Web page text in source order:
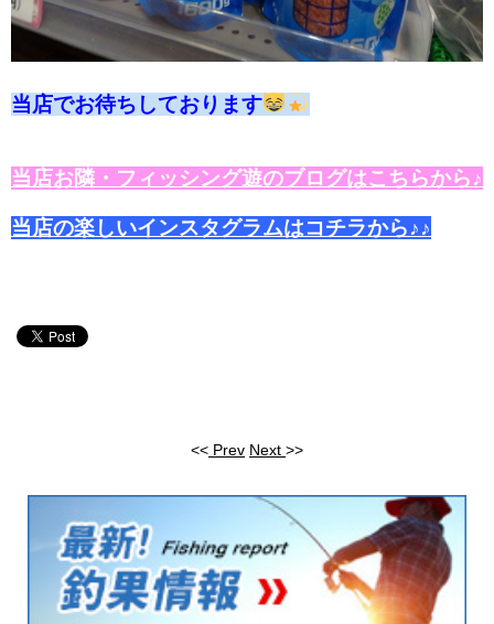
当店でお待ちしております
当店お隣・フィッシング遊のブログはこちらから♪
当店の楽しいインスタグラムはコチラから♪♪
<< Prev Next >>